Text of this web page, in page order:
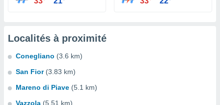
Localités à proximité
Conegliano (3.6 km)
San Fior (3.83 km)
Mareno di Piave (5.1 km)
Vazzola (5.51 km)